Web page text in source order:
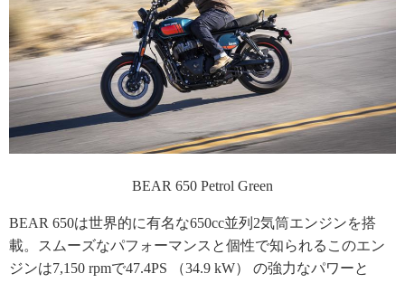
BEAR 650 Petrol Green
BEAR 650は世界的に有名な650cc並列2気筒エンジンを搭
載。スムーズなパフォーマンスと個性で知られるこのエン
ジンは7,150 rpmで47.4PS （34.9 kW） の強力なパワーと